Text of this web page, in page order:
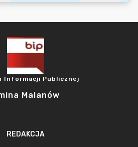
Informacji Publicznej
Malanów
REDAKCJA